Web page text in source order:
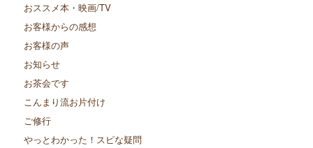
おススメ本・映画/TV
お客様からの感想
お客様の声
お知らせ
お茶会です
こんまり流お片付け
ご修行
やっとわかった！スピな疑問